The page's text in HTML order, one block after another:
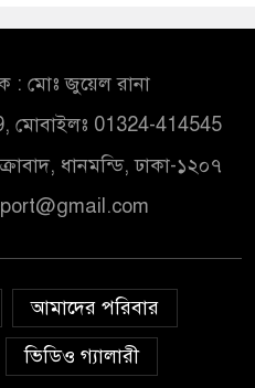
: মোঃ জুয়েল রানা
মোবাইলঃ 01324-414545
ধানমন্ডি, ঢাকা-১২০৭
আমাদের পরিবার
ভিডিও গ্যালারী